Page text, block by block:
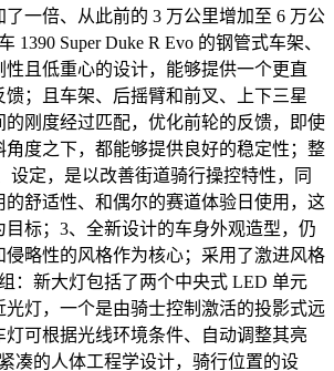
一倍、从此前的 3 万公里增加至 6 万公
1390 Super Duke R Evo 的钢管式车架、
性且低重心的设计，能够提供一个更直
；且车架、后摇臂和前叉、上下三星
的刚度经过匹配，优化前轮的反馈，即使
角度之下，都能够提供良好的稳定性；整
设定，是以改善街道骑行操控特性，同
的舒适性、和偶尔的赛道体验日使用，这
目标；3、全新设计的车身外观造型，仍
侵略性的风格作为核心；采用了激进风格
：新大灯包括了两个中央式 LED 单元
光灯，一个是由骑士控制激活的投影式远
可根据光线环境条件、自动调整其亮
凑的人体工程学设计，骑行位置的设